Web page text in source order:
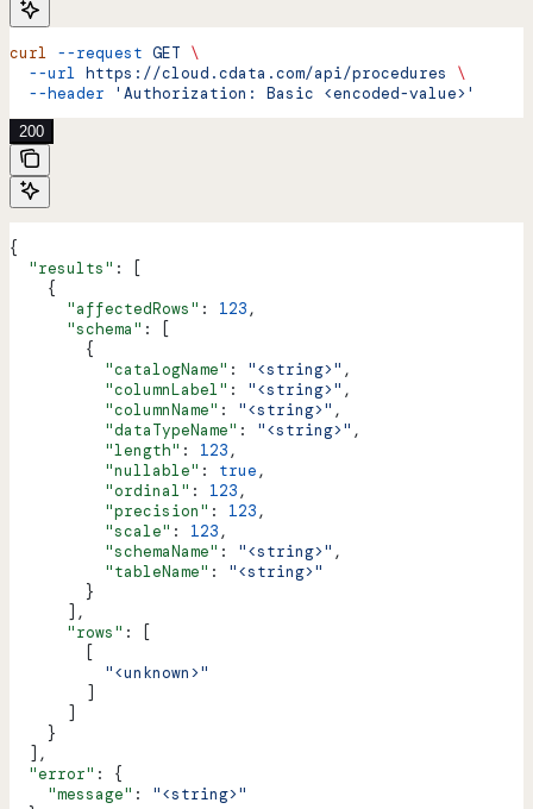
curl --request GET \
  --url
https://cloud.cdata.com/api/procedures
\
  --header
'Authorization: Basic <encoded-value>'
200
{
  "results"
: [
    {
      "affectedRows"
: 123,
      "schema"
: [
        {
          "catalogName"
: "<string>" ,
          "columnLabel"
: "<string>" ,
          "columnName"
: "<string>" ,
          "dataTypeName"
: "<string>" ,
          "length"
: 123,
          "nullable"
: true,
          "ordinal"
: 123,
          "precision"
: 123,
          "scale"
: 123,
          "schemaName"
: "<string>" ,
          "tableName"
: "<string>"
        }
      ],
      "rows"
: [
        [
          "<unknown>"
        ]
      ]
    }
  ],
  "error"
: {
    "message"
: "<string>"